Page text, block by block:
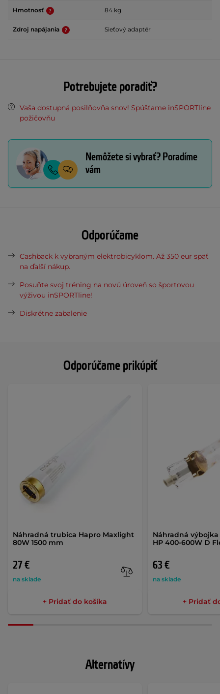
Odporúčame prikúpiť
Náhradná trubica Hapro Maxlight
80W 1500 mm
27 €
na sklade
+ Pridať do košíka
Náhradná
HP 400-600W D
63 €
na sklade
+ Pridať
Hmotnosť 84 kg
Zdroj napájania Sieťový adaptér
Potrebujete poradiť?
Vaša dostupná posilňovňa snov! Spúšťame inSPORTline
požičovňu
Nemôžete si vybrať? Poradíme
vám
Odporúčame
Cashback k vybraným elektrobicyklom. Až 350 eur späť
na ďalší nákup.
Posuňte svoj tréning na novú úroveň so športovou
výživou inSPORTline!
Diskrétne zabalenie
Alternatívy